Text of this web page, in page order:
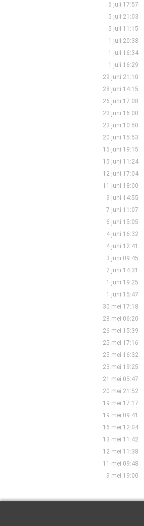
6 juli 17:57
5 juli 21:03
5 juli 11:15
1 juli 20:38
1 juli 16:34
1 juli 16:29
29 juni 21:10
28 juni 14:15
26 juni 17:08
23 juni 16:00
23 juni 10:50
20 juni 15:53
15 juni 19:15
15 juni 11:24
12 juni 17:04
11 juni 18:00
9 juni 14:55
7 juni 11:07
6 juni 15:05
4 juni 16:32
4 juni 12:41
3 juni 09:45
2 juni 14:31
1 juni 19:25
1 juni 15:47
30 mei 17:18
28 mei 06:20
26 mei 15:39
25 mei 17:16
25 mei 16:32
23 mei 19:25
21 mei 05:47
20 mei 21:52
19 mei 17:17
19 mei 09:41
16 mei 12:04
13 mei 11:42
12 mei 11:38
11 mei 09:48
9 mei 19:00